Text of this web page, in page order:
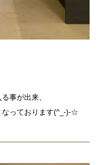
事が出来、
なっております(^_-)-☆